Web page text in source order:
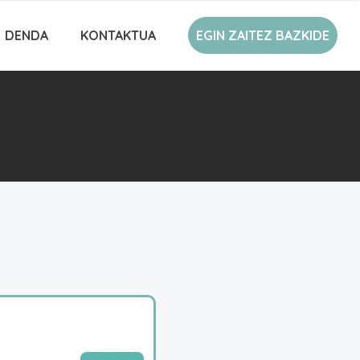
DENDA KONTAKTUA EGIN ZAITEZ BAZKIDE